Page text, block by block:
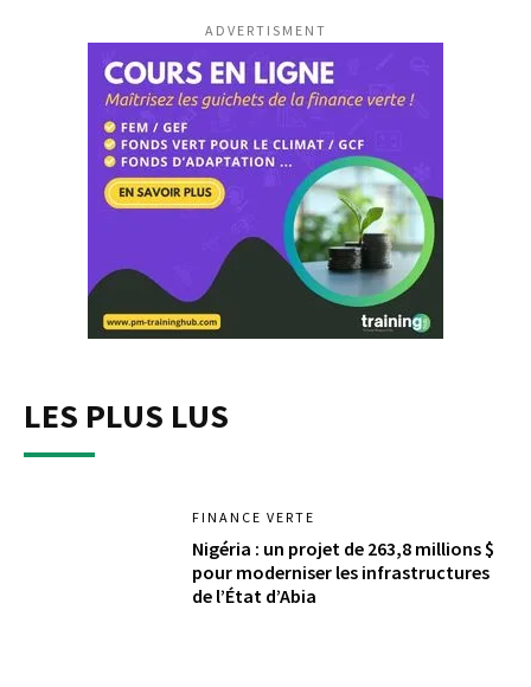
ADVERTISMENT
LES PLUS LUS
FINANCE VERTE
Nigéria : un projet de 263,8 millions $
pour moderniser les infrastructures
de l’État d’Abia